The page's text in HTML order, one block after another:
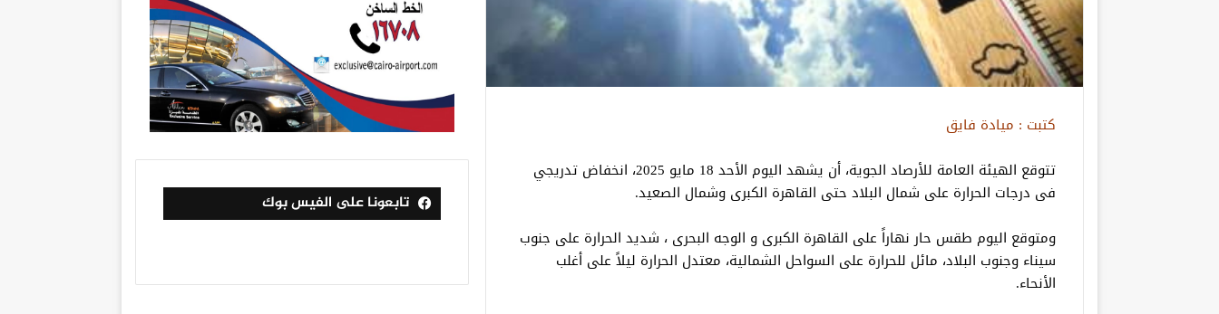
كتبت : ميادة فايق
تتوقع الهيئة العامة للأرصاد الجوية، أن يشهد اليوم الأحد 18 مايو 2025، انخفاض تدريجي
فى درجات الحرارة على شمال البلاد حتى القاهرة الكبرى وشمال الصعيد.
ومتوقع اليوم طقس حار نهاراً على القاهرة الكبرى و الوجه البحرى ، شديد الحرارة على جنوب
سيناء وجنوب البلاد، مائل للحرارة على السواحل الشمالية، معتدل الحرارة ليلاً على أغلب
الأنحاء.
تابعونا على الفيس بوك